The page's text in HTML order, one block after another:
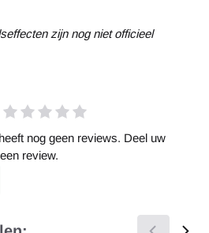
zijn nog niet officieel
heeft nog geen reviews. Deel uw
review.